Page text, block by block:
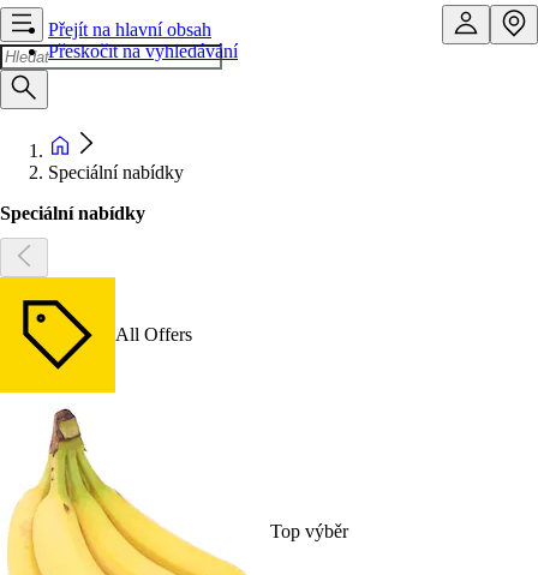
Přejít na hlavní obsah
Přeskočit na vyhledávání
Speciální nabídky
Speciální nabídky
All Offers
Top výběr